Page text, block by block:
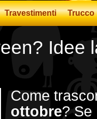
Travestimenti Trucco
Idee
Come
ottobre? Se